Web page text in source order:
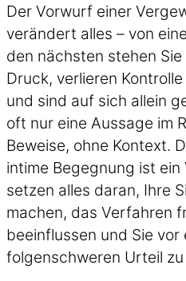
Der Vorwurf einer
verändert alles – von
den nächsten stehen
Druck, verlieren
und sind auf sich allein
oft nur eine Aussage im
Beweise, ohne Kontext.
intime Begegnung ist
setzen alles daran, Ihre
machen, das Verfahren
beeinflussen und Sie vor
folgenschweren Urteil